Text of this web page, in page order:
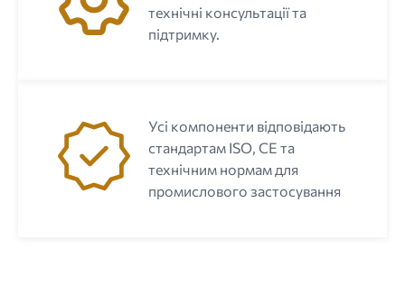
технічні консультації та
підтримку.
Усі компоненти відповідають
стандартам ISO, CE та
технічним нормам для
промислового застосування